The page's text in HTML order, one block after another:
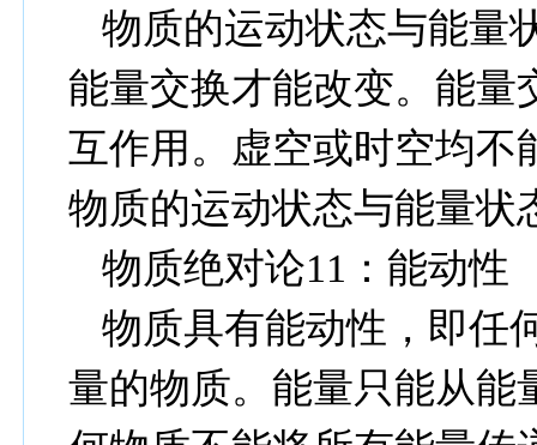
物质的运动状态与能量
能量交换才能改变。能量
互作用。虚空或时空均不
物质的运动状态与能量状
物质绝对论11 ：能动性
物质具有能动性，即任
量的物质。能量只能从能